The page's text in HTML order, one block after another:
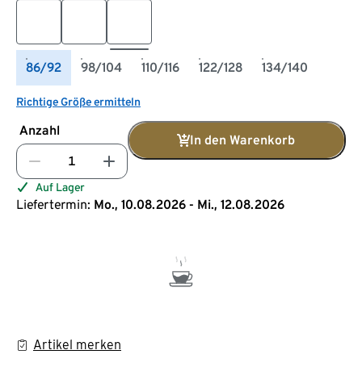
86/92 98/104 110/116 122/128 134/140
Richtige Größe ermitteln
Anzahl
In den Warenkorb
Auf Lager
Liefertermin: Mo., 10.08.2026 - Mi., 12.08.2026
Artikel merken